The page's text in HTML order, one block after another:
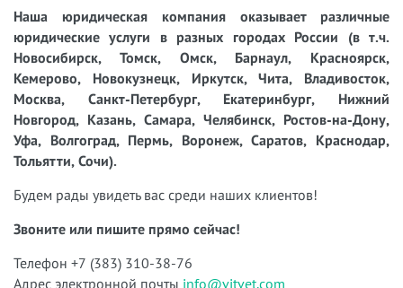
Наша юридическая компания оказывает различные
юридические услуги в разных городах России (в т.ч.
Новосибирск, Томск, Омск, Барнаул, Красноярск,
Кемерово, Новокузнецк, Иркутск, Чита, Владивосток,
Москва, Санкт-Петербург, Екатеринбург, Нижний
Новгород, Казань, Самара, Челябинск, Ростов-на-Дону,
Уфа, Волгоград, Пермь, Воронеж, Саратов, Краснодар,
Тольятти, Сочи).
Будем рады увидеть вас среди наших клиентов!
Звоните или пишите прямо сейчас!
Телефон +7 (383) 310-38-76
Адрес электронной почты info@vitvet.com